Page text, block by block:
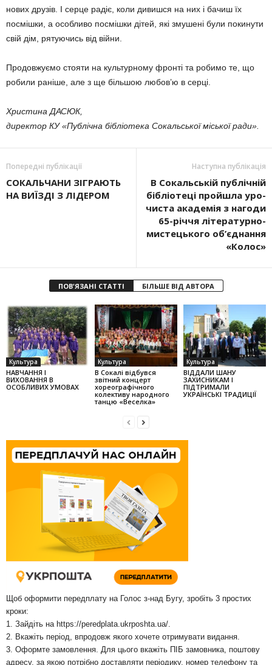
нових дру­зів. І серце радіє, коли дивишся на них і бачиш їх
посмішки, а особливо посмішки дітей, які змушені були покинути
свій дім, рятуючись від війни.
Продовжуємо стояти на культурному фрон­­ті та робимо те, що
робили раніше, але з ще більшою любов’ю в серці.
Христина ДАСЮК,
директор КУ «Публічна бібліотека Сокальської міської ради».
Попередні публікації
СОКАЛЬЧАНИ ЗІГРАЮТЬ
НА ВИЇЗДІ З ЛІДЕРОМ
Наступна публікація
В Сокальській публічній
бібліотеці пройшла уро­
чиста академія з нагоди
65-річчя літературно-
мистецького об’єднан­ня
«Колос»
ПОВ'ЯЗАНІ СТАТТІ БІЛЬШЕ ВІД АВТОРА
Культура
НАВЧАННЯ І
ВИХОВАННЯ В
ОСОБЛИВИХ УМОВАХ
Культура
В Сокалі відбувся
звітний концерт
хореографічного
колек­тиву народного
танцю «Веселка»
Культура
ВІДДАЛИ ШАНУ
ЗАХИСНИКАМ І
ПІДТРИМАЛИ
УКРАЇНСЬКІ ТРАДИЦІЇ
Щоб оформити передплату на Голос з-над Бугу, зробіть 3 простих
кроки:
1. Зайдіть на https://peredplata.ukrposhta.ua/.
2. Вкажіть період, впродовж якого хочете отримувати видання.
3. Оформте замовлення. Для цього вкажіть ПІБ замовника, поштову
адресу, за якою потрібно доставляти періодику, номер телефону та